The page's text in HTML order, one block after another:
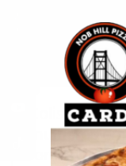
Colisão
mulheres
forças de